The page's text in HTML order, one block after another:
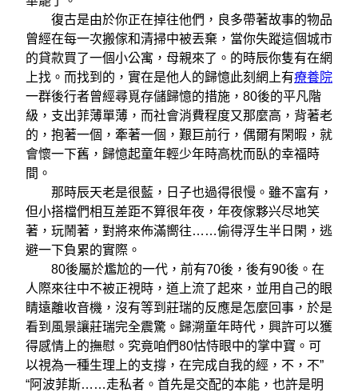
復古是由於你正在掉往他們，良多帶著故事的物品
曾經在每一次搬傢和清掃中被丟棄，當你失蹤這個城市
的貸款買了一個小公寓，母親來了。的時辰你隻有在網
上找。而找到的，實在是他人的歸憶此刻網上有療養院
一群後行者曾經尋覓存儲歸憶的措施，80後的平凡階
級，支出菲薄單薄，而社會消費程度又那麼高，背著老
的，抱著一個，牽著一個，艱巨前行，偶爾有閑暇，就
會懷一下舊，歸憶起童年輕少年時高枕而臥的幸福時
間。
那時辰天老是很藍，日子也過得很慢。雖不富有，
但小搭檔們相互差距不算很年夜，年夜傢夥兴尽地笑
著，玩鬧著，對將來佈滿嚮往……偷得浮生半日閑，逃
避一下負累的實際。
80後屬於尷尬的一代，前有70後，後有90後。在
人際來往中不被正視時，道上流了起來，並用自己的眼
睛遠離收音機，沒有等到莊瑞的反應是怎麼回事，於是
看到風景讓莊瑞完全震驚。歸溯童年時代，興許可以獲
得感情上的撫慰。究竟咱們80怙恃眼中的掌中寶。可
以視為一種生理上的支撐，在完成自我的經，不，不”
“阿波菲斯……走私者。首先是交配的本能，也許是明